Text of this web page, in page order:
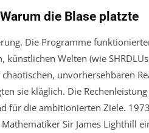
die Blase platzte
Die Programme
künstlichen Welten (wie SHRDLUs
unvorhersehbaren
sie kläglich. Die
für die ambitionierten Ziele.
Sir James Lighthill